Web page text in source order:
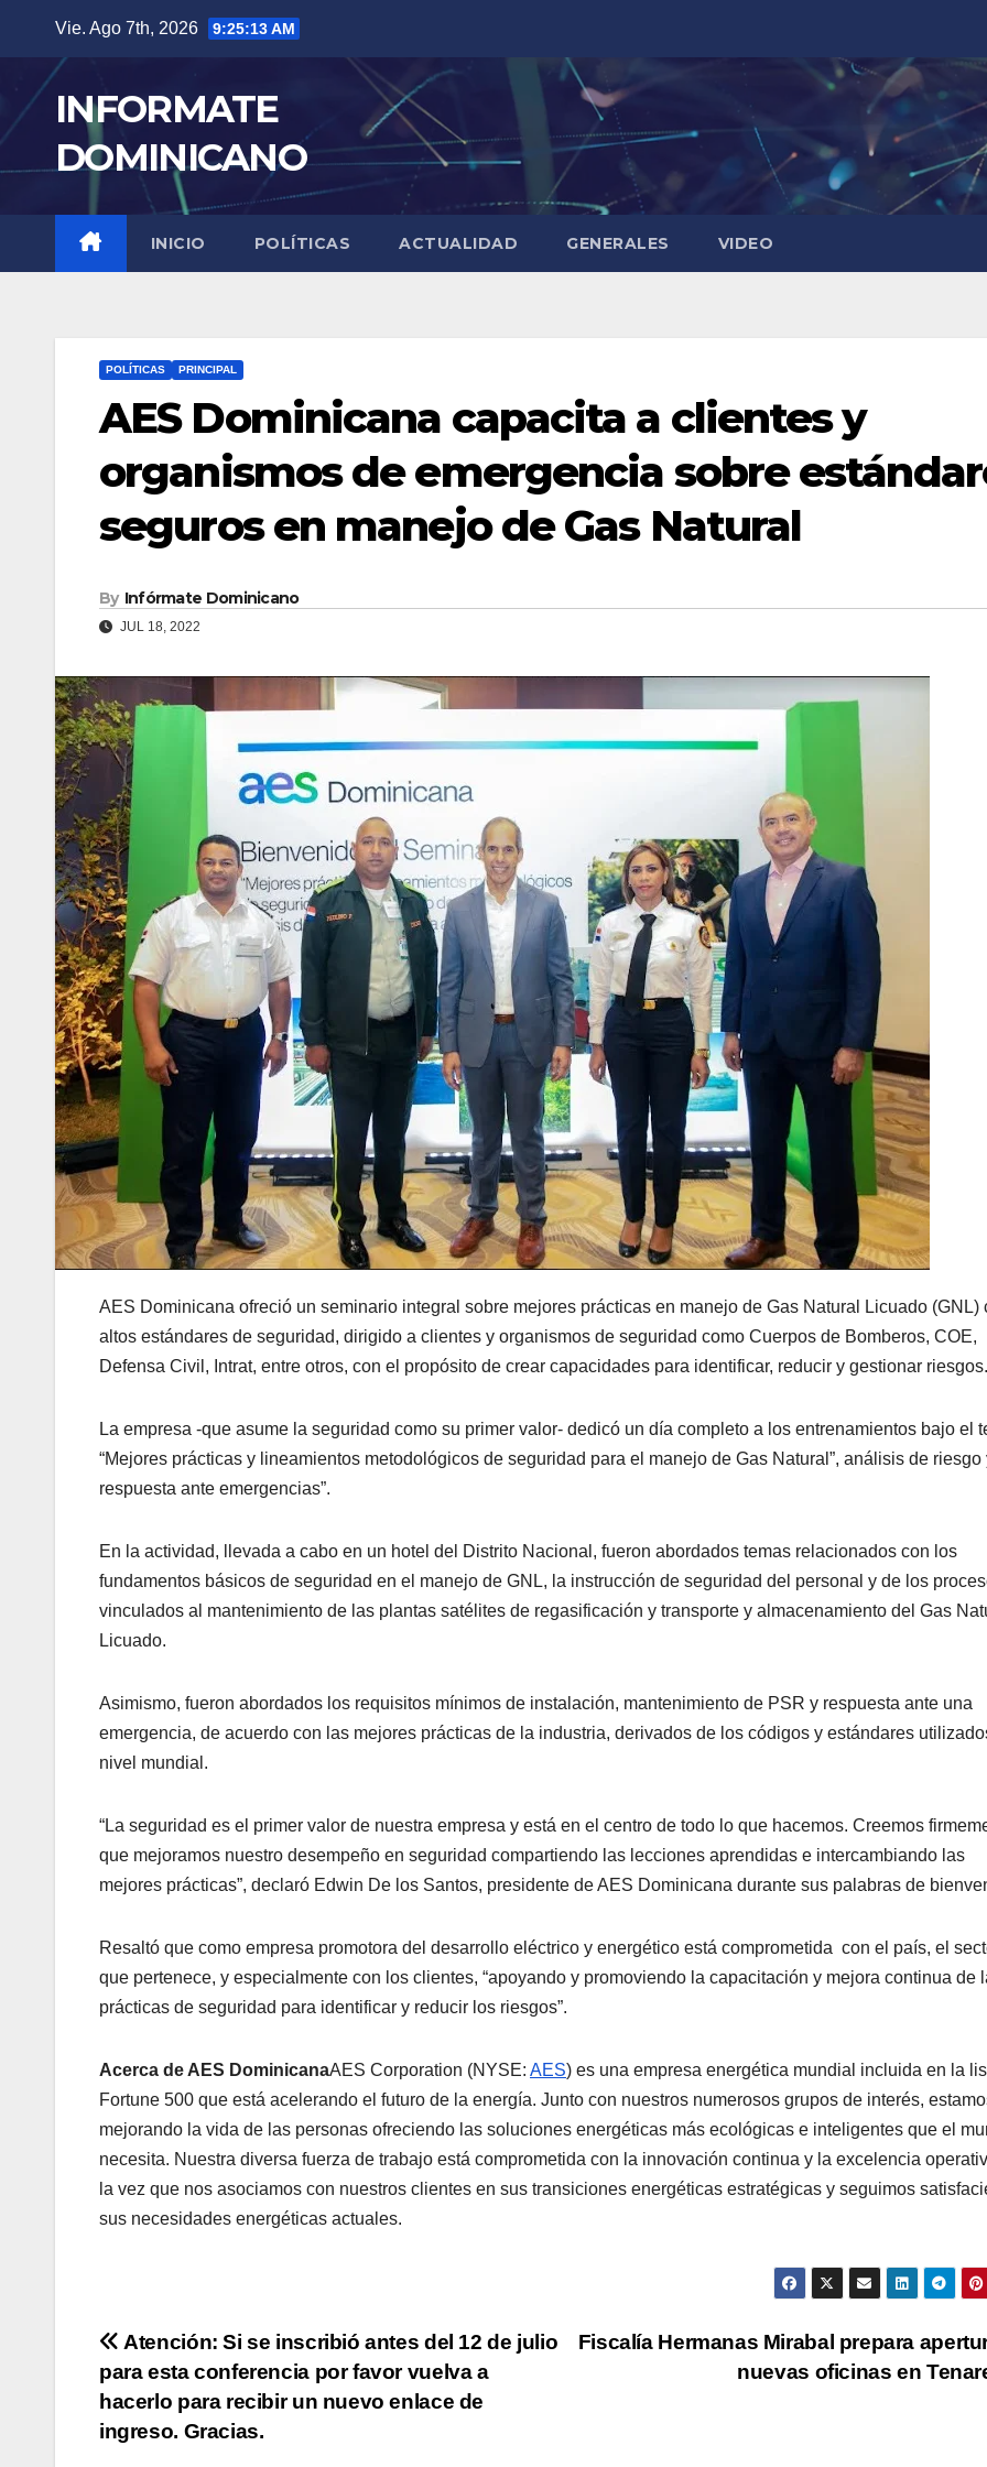
content
Vie. Ago 7th, 2026 9:25:15 AM
INFORMATE
DOMINICANO
INICIO POLÍTICAS ACTUALIDAD GENERALES VIDEO
POLÍTICAS PRINCIPAL
AES Dominicana capacita a clientes y
organismos de emergencia sobre
seguros en manejo de Gas Natural
By Infórmate Dominicano
JUL 18, 2022
AES Dominicana ofreció un seminario integral sobre mejores prácticas en manejo de Gas Natural Licuado (GNL)
altos estándares de seguridad, dirigido a clientes y organismos de seguridad como Cuerpos de Bomberos, COE,
Defensa Civil, Intrat, entre otros, con el propósito de crear capacidades para identificar, reducir y gestionar riesgos.
La empresa -que asume la seguridad como su primer valor- dedicó un día completo a los entrenamientos bajo el
“Mejores prácticas y lineamientos metodológicos de seguridad para el manejo de Gas Natural”, análisis de riesgo
respuesta ante emergencias”.
En la actividad, llevada a cabo en un hotel del Distrito Nacional, fueron abordados temas relacionados con los
fundamentos básicos de seguridad en el manejo de GNL, la instrucción de seguridad del personal y de los
vinculados al mantenimiento de las plantas satélites de regasificación y transporte y almacenamiento del Gas
Licuado.
Asimismo, fueron abordados los requisitos mínimos de instalación, mantenimiento de PSR y respuesta ante una
emergencia, de acuerdo con las mejores prácticas de la industria, derivados de los códigos y estándares
nivel mundial.
“La seguridad es el primer valor de nuestra empresa y está en el centro de todo lo que hacemos. Creemos
que mejoramos nuestro desempeño en seguridad compartiendo las lecciones aprendidas e intercambiando las
mejores prácticas”, declaró Edwin De los Santos, presidente de AES Dominicana durante sus palabras de
Resaltó que como empresa promotora del desarrollo eléctrico y energético está comprometida con el país, el
que pertenece, y especialmente con los clientes, “apoyando y promoviendo la capacitación y mejora continua de
prácticas de seguridad para identificar y reducir los riesgos”.
Acerca de AES DominicanaAES Corporation (NYSE: AES) es una empresa energética mundial incluida en la
Fortune 500 que está acelerando el futuro de la energía. Junto con nuestros numerosos grupos de interés,
mejorando la vida de las personas ofreciendo las soluciones energéticas más ecológicas e inteligentes que el
necesita. Nuestra diversa fuerza de trabajo está comprometida con la innovación continua y la excelencia
la vez que nos asociamos con nuestros clientes en sus transiciones energéticas estratégicas y seguimos
sus necesidades energéticas actuales.
Navegación
de
entradas
Fiscalía Hermanas Mirabal prepara
nuevas oficinas en
Atención: Si se inscribió antes del 12 de julio
para esta conferencia por favor vuelva a
hacerlo para recibir un nuevo enlace de
ingreso. Gracias.